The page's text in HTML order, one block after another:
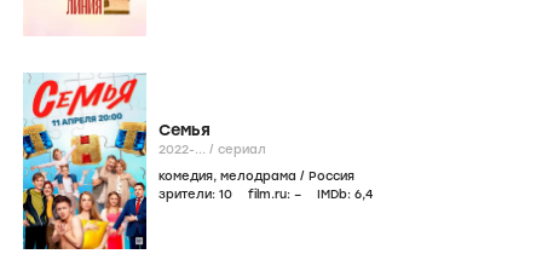
Семья
2022-... / сериал
комедия, мелодрама / Россия
зрители: 10 film.ru: – IMDb: 6,4